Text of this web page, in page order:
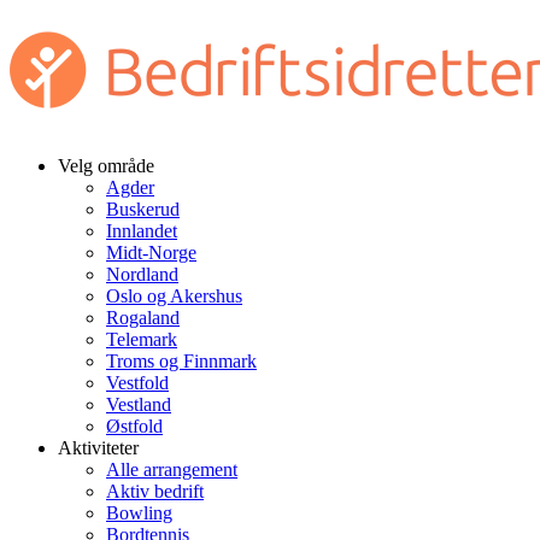
Velg område
Agder
Buskerud
Innlandet
Midt-Norge
Nordland
Oslo og Akershus
Rogaland
Telemark
Troms og Finnmark
Vestfold
Vestland
Østfold
Aktiviteter
Alle arrangement
Aktiv bedrift
Bowling
Bordtennis